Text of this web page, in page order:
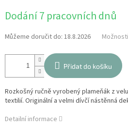
cena:
Dodání 7 pracovních dnů
Můžeme doručit do: 18.8.2026
Přidat do košíku
Rozkošný ručně vyrobený plameňák z
textilií. Originální a velmi dívčí nástěnná
Detailní informace